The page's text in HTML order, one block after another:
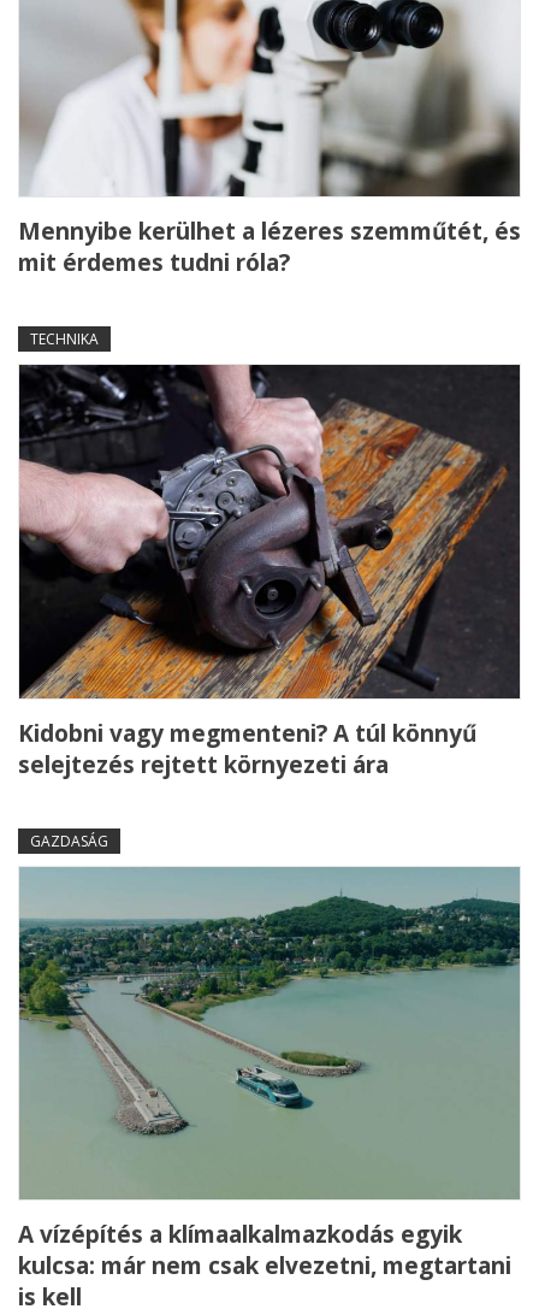
Mennyibe kerülhet a lézeres szemműtét, és
mit érdemes tudni róla?
TECHNIKA
Kidobni vagy megmenteni? A túl könnyű
selejtezés rejtett környezeti ára
GAZDASÁG
A vízépítés a klímaalkalmazkodás egyik
kulcsa: már nem csak elvezetni, megtartani
is kell